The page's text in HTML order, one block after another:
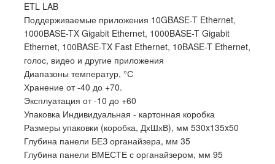
ETL LAB
Поддерживаемые приложения 10GBASE-T Ethernet,
1000BASE-TX Gigabit Ethernet, 1000BASE-T Gigabit
Ethernet, 100BASE-TX Fast Ethernet, 10BASE-T Ethernet,
голос, видео и другие приложения
Диапазоны температур, °С
Хранение от -40 до +70.
Эксплуатация от -10 до +60
Упаковка Индивидуальная - картонная коробка
Размеры упаковки (коробка, ДхШхВ), мм 530x135x50
Глубина панели БЕЗ органайзера, мм 35
Глубина панели ВМЕСТЕ с органайзером, мм 95